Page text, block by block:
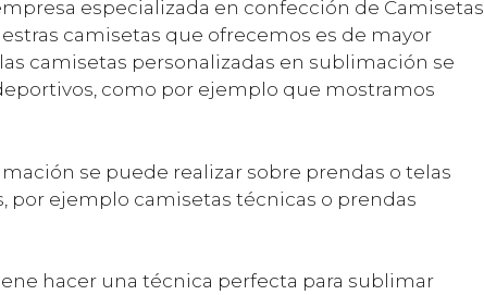
especializada en confección de Camisetas
camisetas que ofrecemos es de mayor
camisetas personalizadas en sublimación se
como por ejemplo que mostramos
se puede realizar sobre prendas o telas
por ejemplo camisetas técnicas o prendas
hacer una técnica perfecta para sublimar